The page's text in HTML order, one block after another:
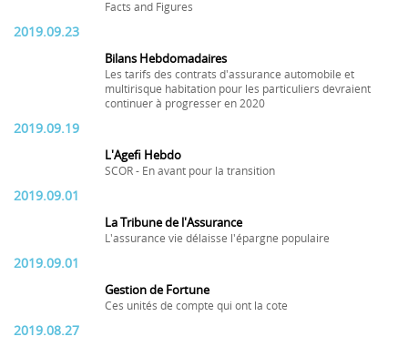
Facts and Figures
2019.09.23
Bilans Hebdomadaires
Les tarifs des contrats d'assurance automobile et
multirisque habitation pour les particuliers devraient
continuer à progresser en 2020
2019.09.19
L'Agefi Hebdo
SCOR - En avant pour la transition
2019.09.01
La Tribune de l'Assurance
L'assurance vie délaisse l'épargne populaire
2019.09.01
Gestion de Fortune
Ces unités de compte qui ont la cote
2019.08.27